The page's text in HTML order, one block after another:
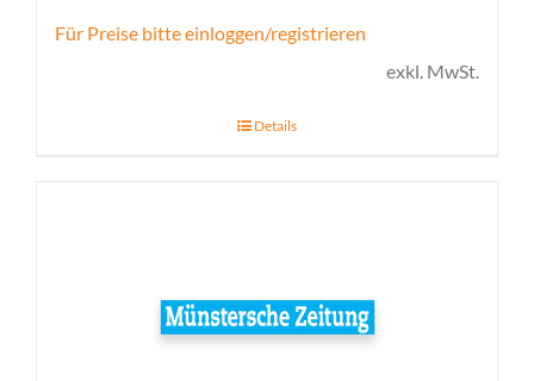
Für Preise bitte einloggen/registrieren
exkl. MwSt.
Details